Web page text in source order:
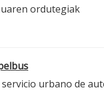
ordutegiak
urbano de